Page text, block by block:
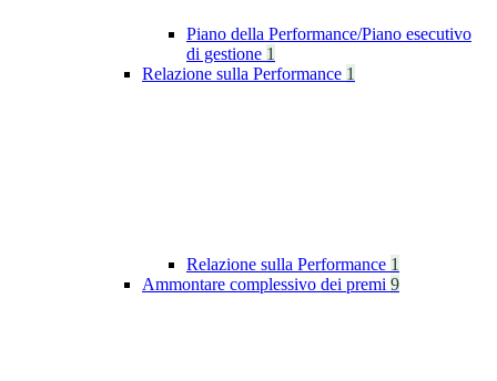
Piano della Performance/Piano esecutivo
di gestione 1
Relazione sulla Performance 1
Relazione sulla Performance 1
Ammontare complessivo dei premi 9